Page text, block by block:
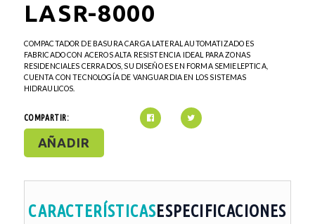
LASR-8000
COMPACTADOR DE BASURA CARGA LATERAL AUTOMATIZADO ES
FABRICADO CON ACEROS ALTA RESISTENCIA IDEAL PARA ZONAS
RESIDENCIALES CERRADOS, SU DISEÑO ES EN FORMA SEMIELEPTICA,
CUENTA CON TECNOLOGÍA DE VANGUARDIA EN LOS SISTEMAS
HIDRAULICOS.
COMPARTIR:
AÑADIR
CARACTERÍSTICASESPECIFICACIONES